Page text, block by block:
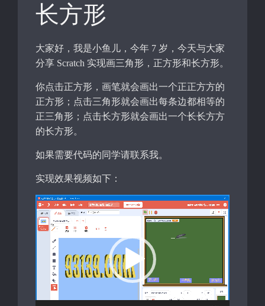
长方形
大家好，我是小鱼儿，今年 7 岁，今天与大家
分享 Scratch 实现画三角形，正方形和长方形。
你点击正方形，画笔就会画出一个正正方方的
正方形；点击三角形就会画出每条边都相等的
正三角形；点击长方形就会画出一个长长方方
的长方形。
如果需要代码的同学请联系我。
实现效果视频如下：
视
频
播
放